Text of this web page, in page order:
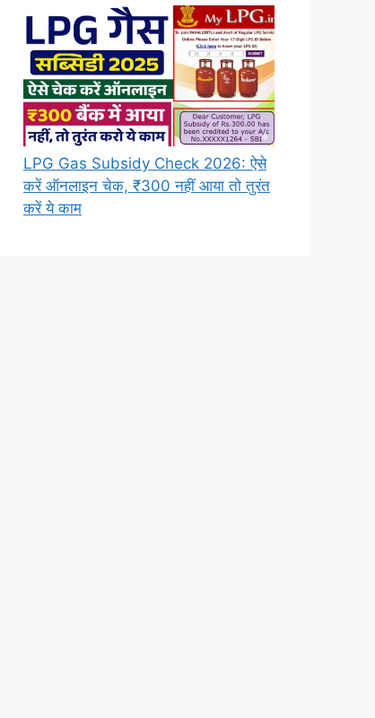
LPG Gas Subsidy Check 2026: ऐसे
करें ऑनलाइन चेक, ₹300 नहीं आया तो तुरंत
करें ये काम